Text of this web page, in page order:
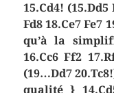
15.Cd4! (15.Dd5
Fd8 18.Ce7 Fe7
qu’à la
16.Cc6 Ff2
(19…Dd7
qualité }